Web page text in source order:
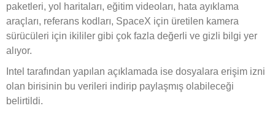
paketleri, yol haritaları, eğitim videoları, hata ayıklama
araçları, referans kodları, SpaceX için üretilen kamera
sürücüleri için ikililer gibi çok fazla değerli ve gizli bilgi yer
alıyor.
Intel tarafından yapılan açıklamada ise dosyalara erişim izni
olan birisinin bu verileri indirip paylaşmış olabileceği
belirtildi.